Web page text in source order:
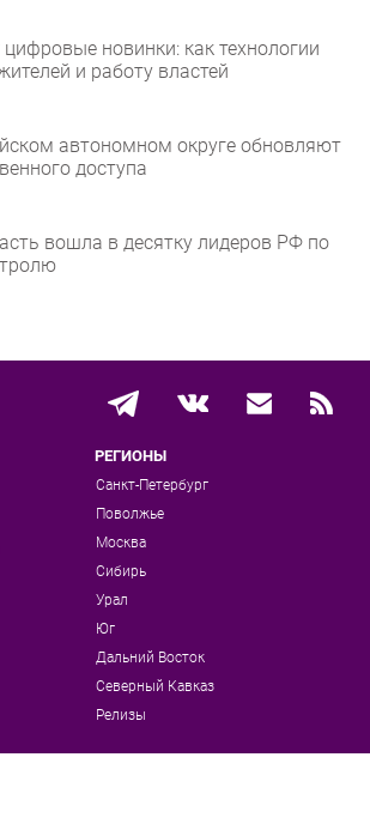
новинки: как технологии
и работу властей
автономном округе обновляют
доступа
вошла в десятку лидеров РФ по
РЕГИОНЫ
Санкт-Петербург
Поволжье
Москва
Сибирь
Урал
Юг
Дальний Восток
Северный Кавказ
Релизы